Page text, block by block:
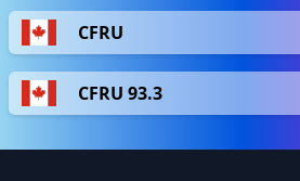
CFRU
CFRU 93.3